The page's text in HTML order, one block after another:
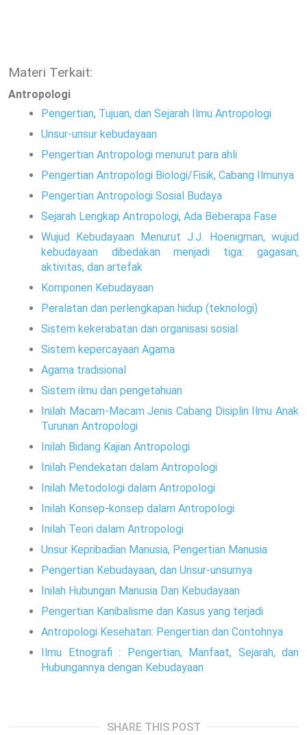
Materi Terkait:
Antropologi
Pengertian, Tujuan, dan Sejarah Ilmu Antropologi
Unsur-unsur kebudayaan
Pengertian Antropologi menurut para ahli
Pengertian Antropologi Biologi/Fisik, Cabang Ilmunya
Pengertian Antropologi Sosial Budaya
Sejarah Lengkap Antropologi, Ada Beberapa Fase
Wujud Kebudayaan Menurut J.J. Hoenigman, wujud
kebudayaan dibedakan menjadi tiga: gagasan,
aktivitas, dan artefak
Komponen Kebudayaan
Peralatan dan perlengkapan hidup (teknologi)
Sistem kekerabatan dan organisasi sosial
Sistem kepercayaan Agama
Agama tradisional
Sistem ilmu dan pengetahuan
Inilah Macam-Macam Jenis Cabang Disiplin Ilmu Anak
Turunan Antropologi
Inilah Bidang Kajian Antropologi
Inilah Pendekatan dalam Antropologi
Inilah Metodologi dalam Antropologi
Inilah Konsep-konsep dalam Antropologi
Inilah Teori dalam Antropologi
Unsur Kepribadian Manusia, Pengertian Manusia
Pengertian Kebudayaan, dan Unsur-unsurnya
Inilah Hubungan Manusia Dan Kebudayaan
Pengertian Kanibalisme dan Kasus yang terjadi
Antropologi Kesehatan: Pengertian dan Contohnya
Ilmu Etnografi : Pengertian, Manfaat, Sejarah, dan
Hubungannya dengan Kebudayaan
SHARE THIS POST